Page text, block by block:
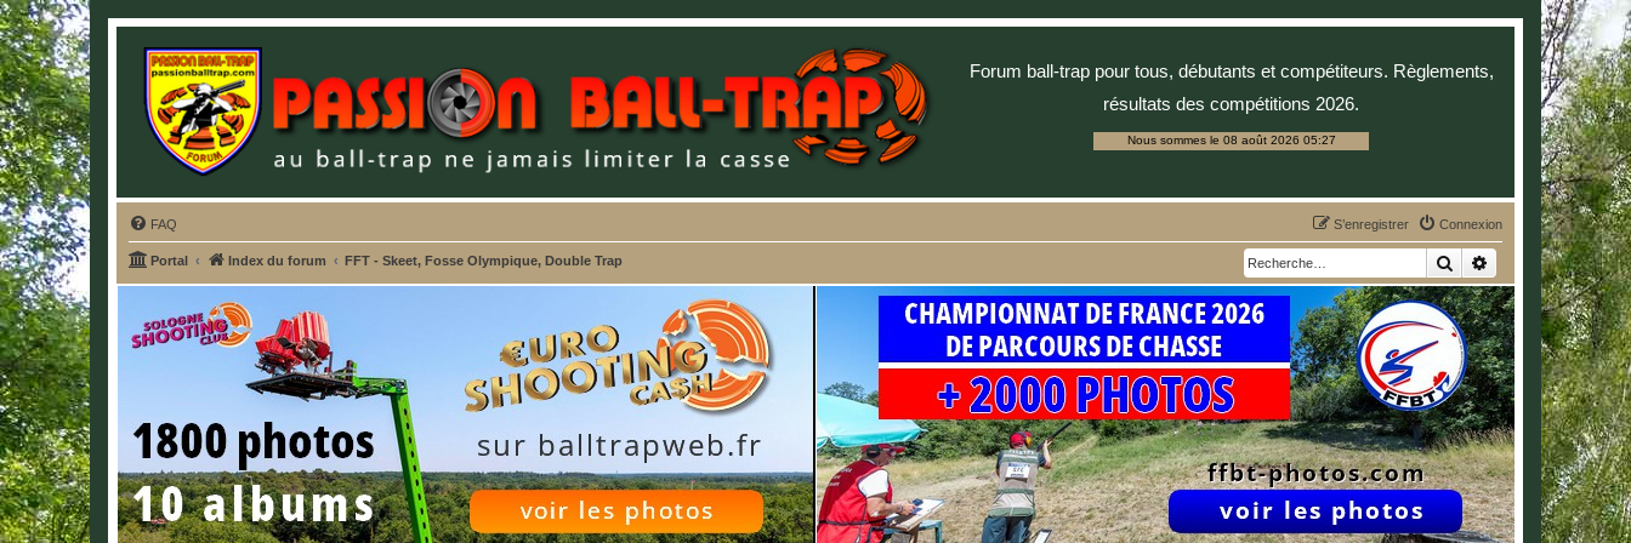
Forum ball-trap pour tous, débutants et compétiteurs. Règlements,
résultats des compétitions 2026.
Nous sommes le 08 août 2026 05:27
FAQ Connexion
S’enregistrer
Portal Index du forum FFT - Skeet, Fosse Olympique, Double Trap RechercherRecherche avancée